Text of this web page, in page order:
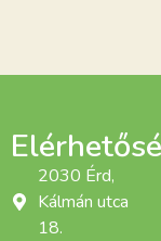
2030 Érd,
Kálmán utca
18.